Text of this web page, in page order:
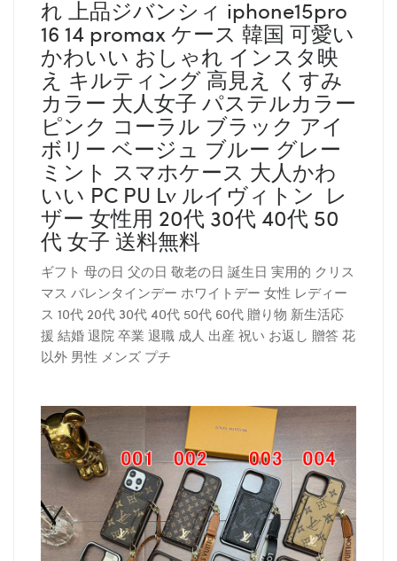
れ 上品ジバンシィ iphone15pro
16 14 promax ケース 韓国 可愛い
かわいい おしゃれ インスタ映
え キルティング 高見え くすみ
カラー 大人女子 パステルカラー
ピンク コーラル ブラック アイ
ボリー ベージュ ブルー グレー
ミント スマホケース 大人かわ
いい PC PU Lv ルイヴィトン レ
ザー 女性用 20代 30代 40代 50
代 女子 送料無料
ギフト 母の日 父の日 敬老の日 誕生日 実用的 クリス
マス バレンタインデー ホワイトデー 女性 レディー
ス 10代 20代 30代 40代 50代 60代 贈り物 新生活応
援 結婚 退院 卒業 退職 成人 出産 祝い お返し 贈答 花
以外 男性 メンズ プチ